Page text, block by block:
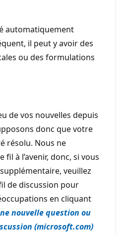
automatiquement
il peut y avoir des
ou des formulations
de vos nouvelles depuis
donc que votre
résolu. Nous ne
fil à l’avenir, donc, si vous
veuillez
de discussion pour
en cliquant
nouvelle question ou
(microsoft.com)